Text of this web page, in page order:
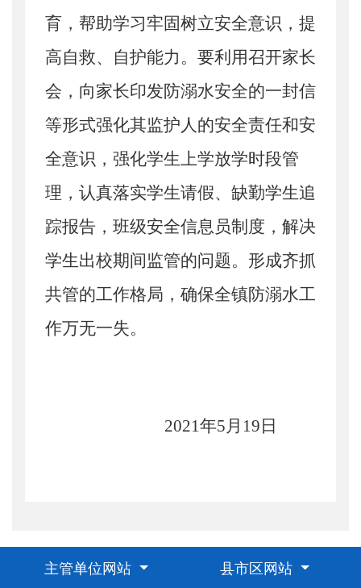
育， 帮助学习牢固树立安全意识，提
高自救、自护能力。 要利用召开家长
会， 向家长印发防溺水安全的一封信
等形式强化其监护人的安全责任和安
全意识 ，强化学生上学放学时段管
理，认真落实学生请假、缺勤学生追
踪报告，班级安全信息员制度，解决
学生出校期间监管的问题。 形成齐抓
共管的工作格局，确保全镇防溺水工
作万无一失。
2021年5月19日
主管单位网站 县市区网站